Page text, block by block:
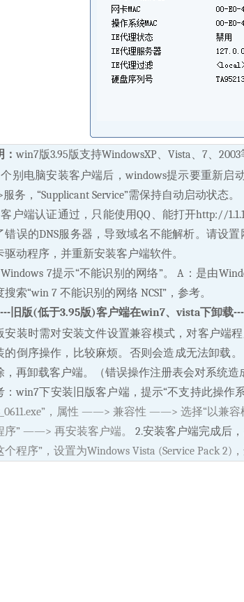
：win7版3.95版支持WindowsXP、Vista、7、
个别电脑安装客户端后，windows提示要重新
服务，“Supplicant Service”需保持自动启动状态。
户端认证通过，只能使用QQ、能打开http://
错误的DNS服务器，导致域名不能解析。请设
驱动程序，并重新安装客户端软件。
7提示“不能识别的网络”。 A：是由
搜索“win 7 不能识别的网络 NCSI”，参考。
旧版(低于3.95版)客户端在win7、vista下卸载
安装时需对安装文件设置兼容模式，对客户端
的倒序操作，比较麻烦。否则会造成无法卸载
，再卸载客户端。（错误操作注册表会对系统造
：win7下安装旧版客户端，提示“不支持此操作
，属性 ——> 兼容性 ——> 选择“以兼容
序” ——> 再安装客户端。
2.安装客户端完成后，
个程序”，设置为Windows Vista (Service Pack 2)